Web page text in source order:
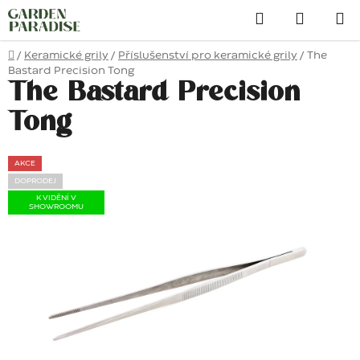
Přejít
na
obsah
Hledat
Domů
/ Keramické grily / Příslušenství pro keramické grily / The
Bastard Precision Tong
The Bastard Precision
Tong
AKCE
DOPRODEJ
K VIDĚNÍ V
SHOWROOMU